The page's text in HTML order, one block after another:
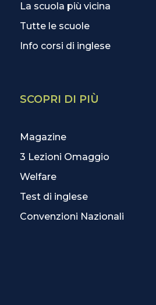
La scuola più vicina
Tutte le scuole
Info corsi di inglese
SCOPRI DI PIÙ
Magazine
3 Lezioni Omaggio
Welfare
Test di inglese
Convenzioni Nazionali